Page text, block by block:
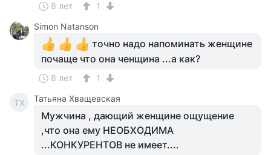
8 лет
1
Simon Natanson
точно надо напоминать женщине
почаще что она ченщина ...а как?
8 лет 1
ТХ Татьяна Хващевская
Мужчина , дающий женщине ощущение
,что она ему НЕОБХОДИМА
...КОНКУРЕНТОВ не имеет....